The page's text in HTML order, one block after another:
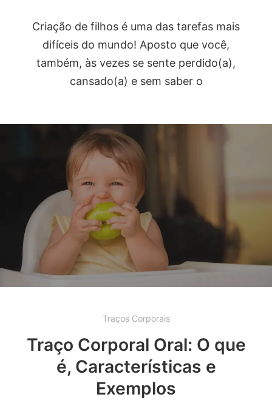
Criação de filhos é uma das tarefas mais
difíceis do mundo! Aposto que você,
também, às vezes se sente perdido(a),
cansado(a) e sem saber o
Traços Corporais
Traço Corporal Oral: O que
é, Características e
Exemplos